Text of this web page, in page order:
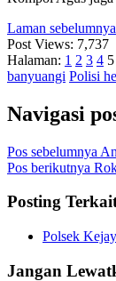
Laman sebelumnya
Post Views: 7,737
Halaman: 1 2 3 4 5
banyuangi Polisi
Navigasi
Pos sebelumnya
Pos berikutnya
Posting
Polsek
Jangan